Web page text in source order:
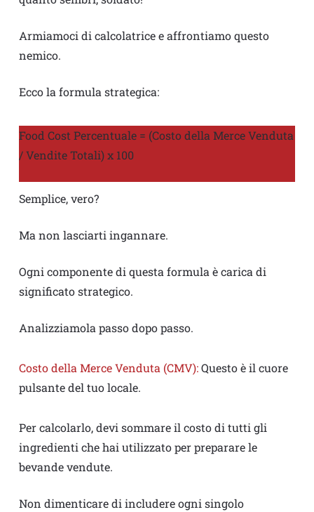
Armiamoci di calcolatrice e affrontiamo questo
nemico.
Ecco la formula strategica:
Food Cost Percentuale = (Costo della Merce Venduta
/ Vendite Totali) x 100
Semplice, vero?
Ma non lasciarti ingannare.
Ogni componente di questa formula è carica di
significato strategico.
Analizziamola passo dopo passo.
Costo della Merce Venduta (CMV):Questo è il cuore
pulsante del tuo locale.
Per calcolarlo, devi sommare il costo di tutti gli
ingredienti che hai utilizzato per preparare le
bevande vendute.
Non dimenticare di includere ogni singolo